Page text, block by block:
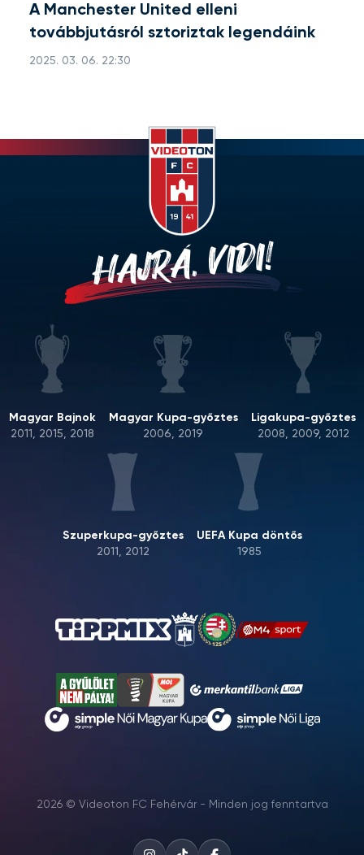
A Manchester United elleni
továbbjutásról sztoriztak legendáink
2025. 03. 06. 22:30
HAJRÁ, VIDI!
Magyar Bajnok
2011, 2015, 2018
Magyar Kupa-győztes
2006, 2019
Ligakupa-győztes
2008, 2009, 2012
Szuperkupa-győztes
2011, 2012
UEFA Kupa döntős
1985
2026 © Videoton FC Fehérvár - Minden jog fenntartva